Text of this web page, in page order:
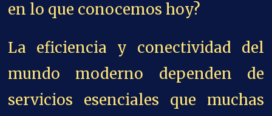
en lo que conocemos hoy?
La eficiencia y conectividad del
mundo moderno dependen de
servicios esenciales que muchas